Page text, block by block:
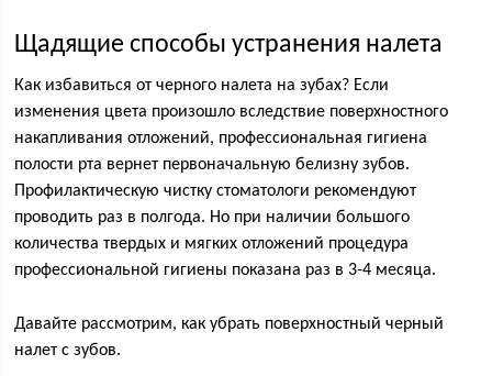
Щадящие способы устранения налета
Как избавиться от черного налета на зубах? Если
изменения цвета произошло вследствие поверхностного
накапливания отложений, профессиональная гигиена
полости рта вернет первоначальную белизну зубов.
Профилактическую чистку стоматологи рекомендуют
проводить раз в полгода. Но при наличии большого
количества твердых и мягких отложений процедура
профессиональной гигиены показана раз в 3-4 месяца.
Давайте рассмотрим, как убрать поверхностный черный
налет с зубов.